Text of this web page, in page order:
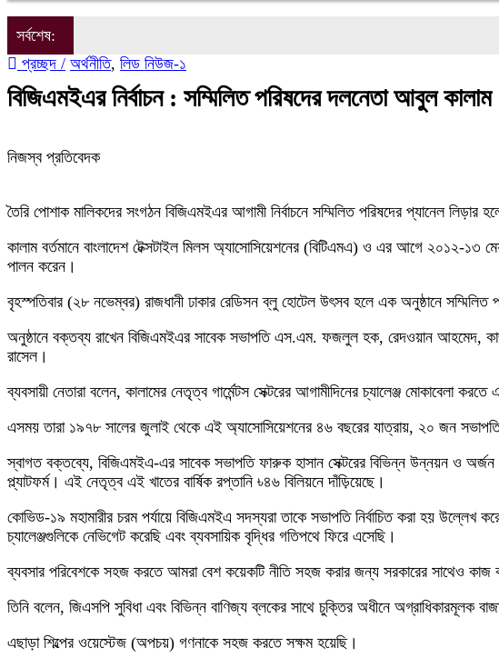
সর্বশেষ:
প্রচ্ছদ / অর্থনীতি, লিড নিউজ-১
বিজিএমইএর নির্বাচন : সম্মিলিত পরিষদের দলনেতা আবুল কালাম
নিজস্ব প্রতিবেদক
তৈরি পোশাক মালিকদের সংগঠন বিজিএমইএর আগামী নির্বাচনে সম্মিলিত পরিষদের প্যানেল
কালাম বর্তমানে বাংলাদেশ টেক্সটাইল মিলস অ্যাসোসিয়েশনের (বিটিএমএ) ও এর আগে ২০১২-১৩
পালন করেন।
বৃহস্পতিবার (২৮ নভেম্বর) রাজধানী ঢাকার রেডিসন ব্লু হোটেল উৎসব হলে এক অনুষ্ঠানে সম্মিলিত
অনুষ্ঠানে বক্তব্য রাখেন বিজিএমইএর সাবেক সভাপতি এস.এম. ফজলুল হক, রেদওয়ান আহমেদ,
রাসেল।
ব্যবসায়ী নেতারা বলেন, কালামের নেতৃত্ব গার্মেন্টস সেক্টরের আগামীদিনের চ্যালেঞ্জ মোকাবেলা
এসময় তারা ১৯৭৮ সালের জুলাই থেকে এই অ্যাসোসিয়েশনের ৪৬ বছরের যাত্রায়, ২০ জন সভাপতি
স্বাগত বক্তব্যে, বিজিএমইএ-এর সাবেক সভাপতি ফারুক হাসান সেক্টরের বিভিন্ন উন্নয়ন ও অর্জন
প্ল্যাটফর্ম। এই নেতৃত্ব এই খাতের বার্ষিক রপ্তানি ৳৪৬ বিলিয়নে দাঁড়িয়েছে।
কোভিড-১৯ মহামারীর চরম পর্যায়ে বিজিএমইএ সদস্যরা তাকে সভাপতি নির্বাচিত করা হয় উল্লেখ
চ্যালেঞ্জগুলিকে নেভিগেট করেছি এবং ব্যবসায়িক বৃদ্ধির গতিপথে ফিরে এসেছি।
ব্যবসার পরিবেশকে সহজ করতে আমরা বেশ কয়েকটি নীতি সহজ করার জন্য সরকারের সাথেও কাজ
তিনি বলেন, জিএসপি সুবিধা এবং বিভিন্ন বাণিজ্য ব্লকের সাথে চুক্তির অধীনে অগ্রাধিকারমূলক
এছাড়া শিল্পের ওয়েস্টেজ (অপচয়) গণনাকে সহজ করতে সক্ষম হয়েছি।